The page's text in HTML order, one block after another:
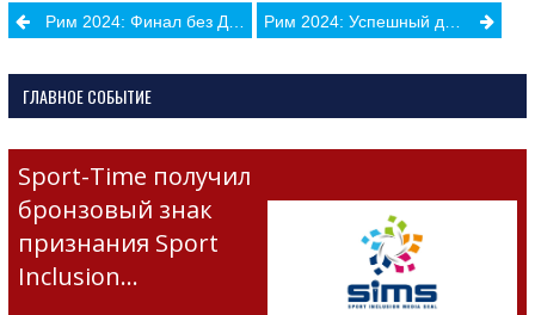
PostРим 2024: Финал без Димитрианы Безеде Рим 2024: Успешный дебют
ГЛАВНОЕ СОБЫТИЕ
Sport-Time получил
бронзовый знак
признания Sport
Inclusion…